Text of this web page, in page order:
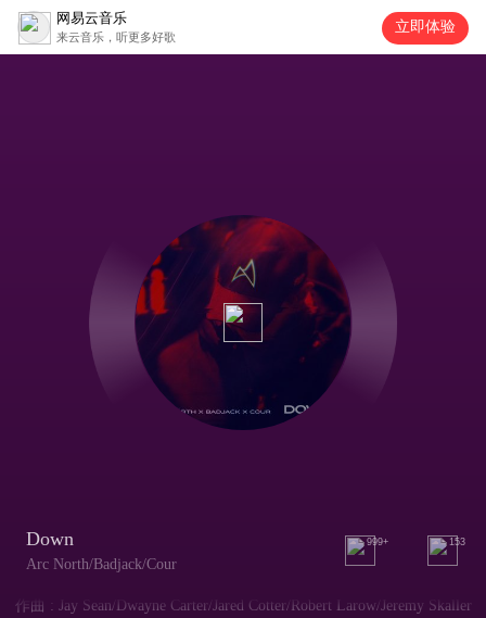
网易云音乐
来云音乐，听更多好歌
立即体验
Down
Arc North/Badjack/Cour
999+ 153
作曲 : Jay Sean/Dwayne Carter/Jared Cotter/Robert Larow/Jeremy Skaller